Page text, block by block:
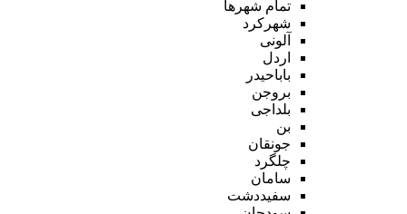
تمام شهر‌ها
شهرکرد
آلونی
اردل
باباحیدر
بروجن
بلداجی
بن
جونقان
چلگرد
سامان
سفیددشت